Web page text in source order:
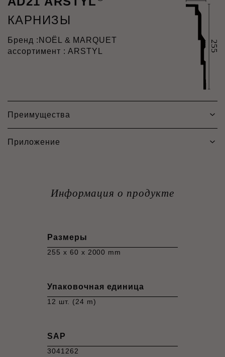
КАРНИЗЫ
Бренд : NOËL & MARQUET
ассортимент : ARSTYL
Преимущества
Приложение
Информация о продукте
Размеры
255 x 60 x 2000 mm
Упаковочная единица
12 шт. (24 m)
SAP
3041262